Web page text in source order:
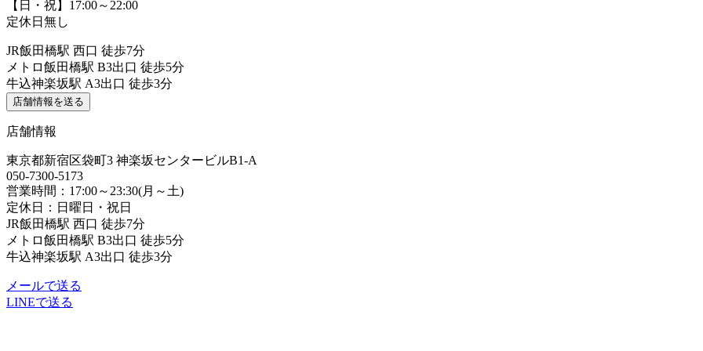
【日・祝】17:00～22:00
定休日無し
JR飯田橋駅 西口 徒歩7分
メトロ飯田橋駅 B3出口 徒歩5分
牛込神楽坂駅 A3出口 徒歩3分
店舗情報を送る
店舗情報
東京都新宿区袋町3 神楽坂センタービルB1-A
050-7300-5173
営業時間：17:00～23:30(月～土)
定休日：日曜日・祝日
JR飯田橋駅 西口 徒歩7分
メトロ飯田橋駅 B3出口 徒歩5分
牛込神楽坂駅 A3出口 徒歩3分
メールで送る
LINEで送る